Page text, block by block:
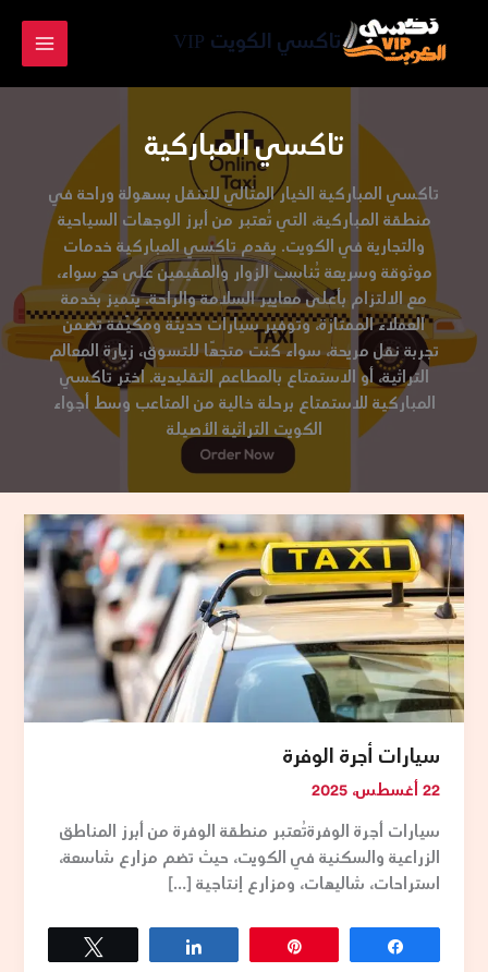
المحتوى
تاكسي الكويت VIP
تاكسي المباركية
تاكسي المباركية الخيار المثالي للتنقل بسهولة وراحة في
منطقة المباركية، التي تُعتبر من أبرز الوجهات السياحية
والتجارية في الكويت. يقدم تاكسي المباركية خدمات
موثوقة وسريعة تُناسب الزوار والمقيمين على حدٍ سواء،
مع الالتزام بأعلى معايير السلامة والراحة. يتميز بخدمة
العملاء الممتازة، وتوفير سيارات حديثة ومكيّفة تضمن
تجربة نقل مريحة، سواء كنت متجهًا للتسوق، زيارة المعالم
التراثية، أو الاستمتاع بالمطاعم التقليدية. اختر تاكسي
المباركية للاستمتاع برحلة خالية من المتاعب وسط أجواء
الكويت التراثية الأصيلة
سيارات أجرة الوفرة
22 أغسطس، 2025
سيارات أجرة الوفرةتُعتبر منطقة الوفرة من أبرز المناطق
الزراعية والسكنية في الكويت، حيث تضم مزارع شاسعة،
استراحات، شاليهات، ومزارع إنتاجية […]
سيارات
أجرة
الوفرة